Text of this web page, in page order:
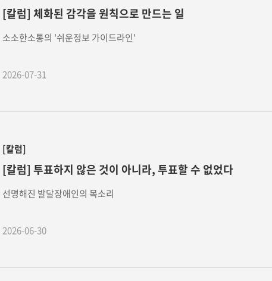
[칼럼] 체화된 감각을 원칙으로 만드는 일
소소한소통의 '쉬운정보 가이드라인'
2026-07-31
[칼럼]
[칼럼] 투표하지 않은 것이 아니라, 투표할 수 없었다
선명해진 발달장애인의 목소리
2026-06-30